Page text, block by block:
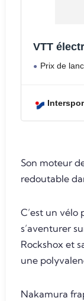
VTT
Prix de
Son moteur
redoutable
C’est un
s’aventurer
Rockshox et
une
Nakamura